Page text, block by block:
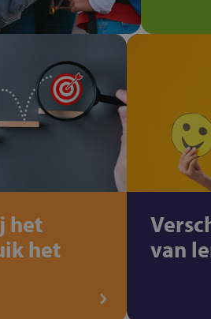
het
het
van